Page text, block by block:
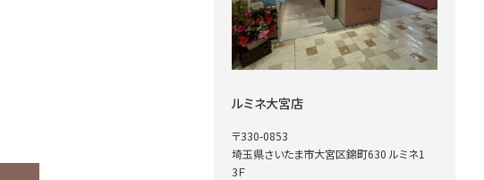
ルミネ大宮店
〒330-0853
埼玉県さいたま市大宮区錦町630 ルミネ1
3Ｆ